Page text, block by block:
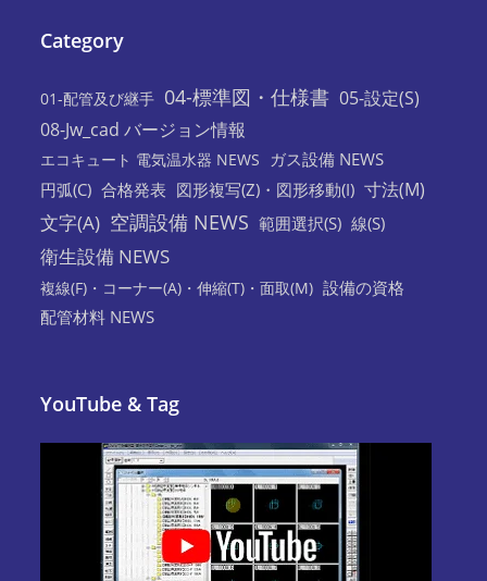
Category
01-配管及び継手 04-標準図・仕様書 05-設定(S)
08-Jw_cad バージョン情報
エコキュート 電気温水器 NEWS
ガス設備 NEWS
円弧(C) 合格発表 図形複写(Z)・図形移動(I) 寸法(M)
文字(A) 空調設備 NEWS 範囲選択(S) 線(S)
衛生設備 NEWS
複線(F)・コーナー(A)・伸縮(T)・面取(M) 設備の資格
配管材料 NEWS
YouTube & Tag